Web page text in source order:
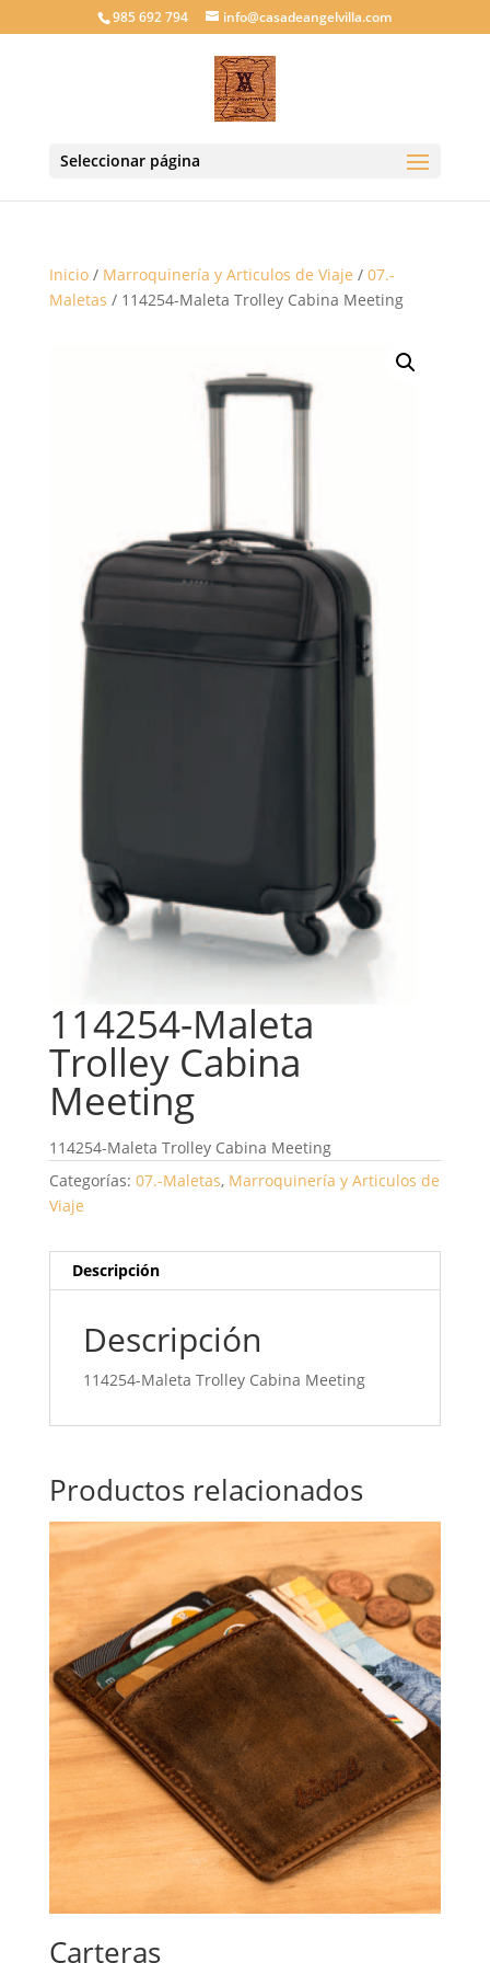
985 692 794 info@casadeangelvilla.com
Seleccionar página
Inicio/ Marroquinería y Articulos de Viaje / 07.-
Maletas / 114254-Maleta Trolley Cabina Meeting
114254-Maleta
Trolley Cabina
Meeting
114254-Maleta Trolley Cabina Meeting
Categorías: 07.-Maletas, Marroquinería y Articulos de
Viaje
Descripción
Descripción
114254-Maleta Trolley Cabina Meeting
Productos relacionados
Carteras